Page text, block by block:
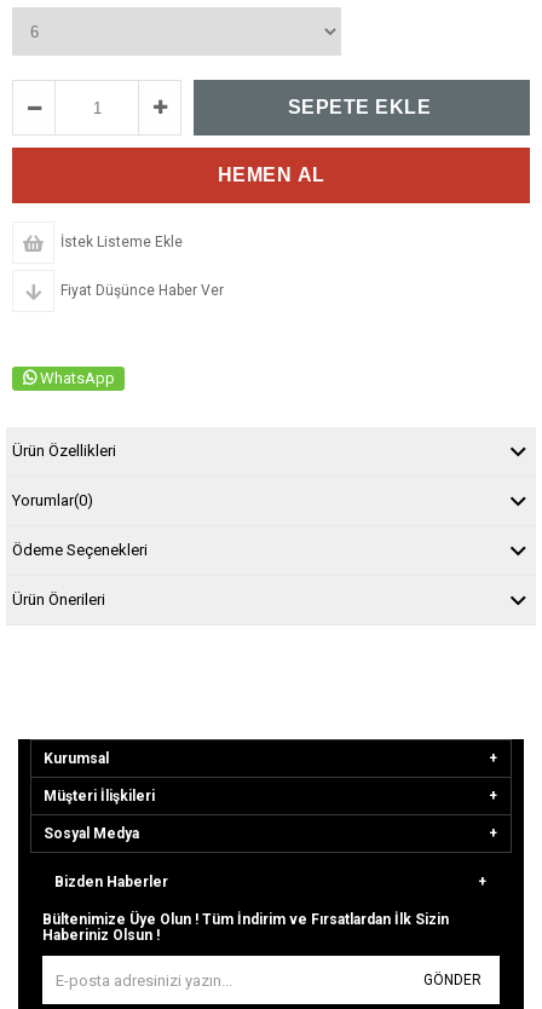
İstek Listeme Ekle
Fiyat Düşünce Haber Ver
WhatsApp
Ürün Özellikleri
Yorumlar(0)
Ödeme Seçenekleri
Ürün Önerileri
Kurumsal
Müşteri İlişkileri
Sosyal Medya
Bizden Haberler
Bültenimize Üye Olun ! Tüm İndirim ve Fırsatlardan İlk Sizin
Haberiniz Olsun !
GÖNDER